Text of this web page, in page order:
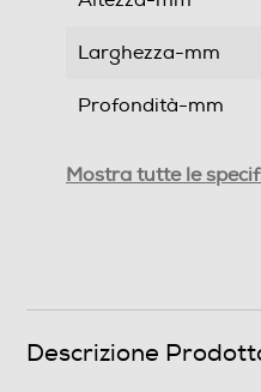
Larghezza-mm
Profondità-mm
Mostra tutte le
Descrizione